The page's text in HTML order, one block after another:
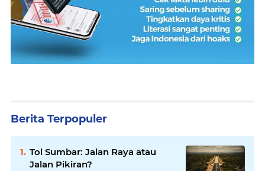
Berita Terpopuler
Tol Sumbar: Jalan Raya atau
Jalan Pikiran?